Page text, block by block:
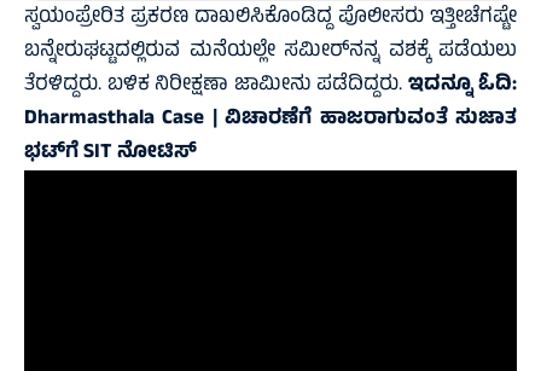
ಸ್ವಯಂಪ್ರೇರಿತ ಪ್ರಕರಣ ದಾಖಲಿಸಿಕೊಂಡಿದ್ದ ಪೊಲೀಸರು ಇತ್ತೀಚೆಗಷ್ಟೇ
ಬನ್ನೇರುಘಟ್ಟದಲ್ಲಿರುವ ಮನೆಯಲ್ಲೇ ಸಮೀರ್‌ನನ್ನ ವಶಕ್ಕೆ ಪಡೆಯಲು
ತೆರಳಿದ್ದರು. ಬಳಿಕ ನಿರೀಕ್ಷಣಾ ಜಾಮೀನು ಪಡೆದಿದ್ದರು.ಇದನ್ನೂ ಓದಿ:
Dharmasthala Case | ವಿಚಾರಣೆಗೆ ಹಾಜರಾಗುವಂತೆ ಸುಜಾತ
ಭಟ್‌ಗೆ SIT ನೋಟಿಸ್